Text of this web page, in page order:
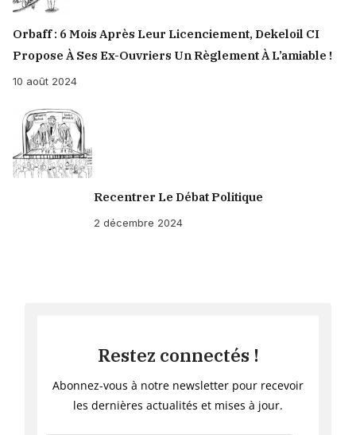
Orbaff : 6 Mois Après Leur Licenciement, Dekeloil CI
Propose À Ses Ex-Ouvriers Un Règlement À L’amiable !
10 août 2024
Recentrer Le Débat Politique
2 décembre 2024
Restez connectés !
Abonnez-vous à notre newsletter pour recevoir
les dernières actualités et mises à jour.